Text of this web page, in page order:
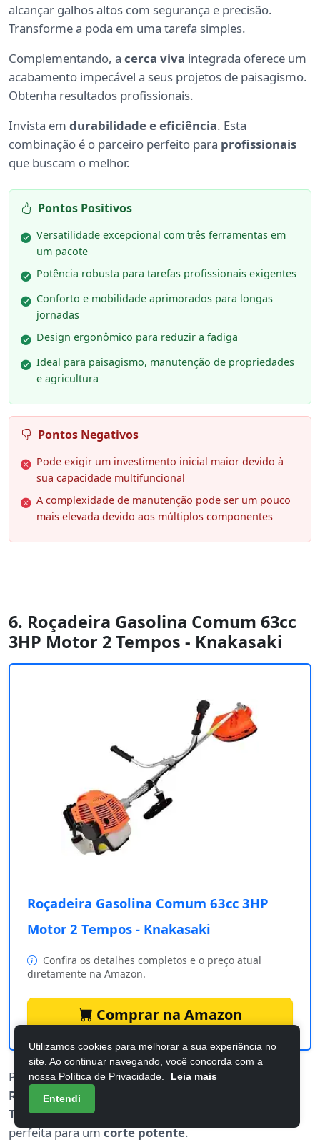
alcançar galhos altos com segurança e precisão.
Transforme a poda em uma tarefa simples.
Complementando, a cerca viva integrada oferece um
acabamento impecável a seus projetos de paisagismo.
Obtenha resultados profissionais.
Invista em durabilidade e eficiência. Esta
combinação é o parceiro perfeito para profissionais
que buscam o melhor.
Pontos Positivos
Versatilidade excepcional com três ferramentas em
um pacote
Potência robusta para tarefas profissionais exigentes
Conforto e mobilidade aprimorados para longas
jornadas
Design ergonômico para reduzir a fadiga
Ideal para paisagismo, manutenção de propriedades
e agricultura
Pontos Negativos
Pode exigir um investimento inicial maior devido à
sua capacidade multifuncional
A complexidade de manutenção pode ser um pouco
mais elevada devido aos múltiplos componentes
6. Roçadeira Gasolina Comum 63cc
3HP Motor 2 Tempos - Knakasaki
Roçadeira Gasolina Comum 63cc 3HP
Motor 2 Tempos - Knakasaki
Confira os detalhes completos e o preço atual
diretamente na Amazon.
Comprar na Amazon
Prepare-se para dominar qualquer vegetação com a
Roçadeira Gasolina Comum 63cc 3HP Motor 2
Tempos - Knakasaki
perfeita para umcorte potente.
Utilizamos cookies para melhorar a sua experiência no
site. Ao continuar navegando, você concorda com a
nossa Política de Privacidade.
Leia mais
Entendi